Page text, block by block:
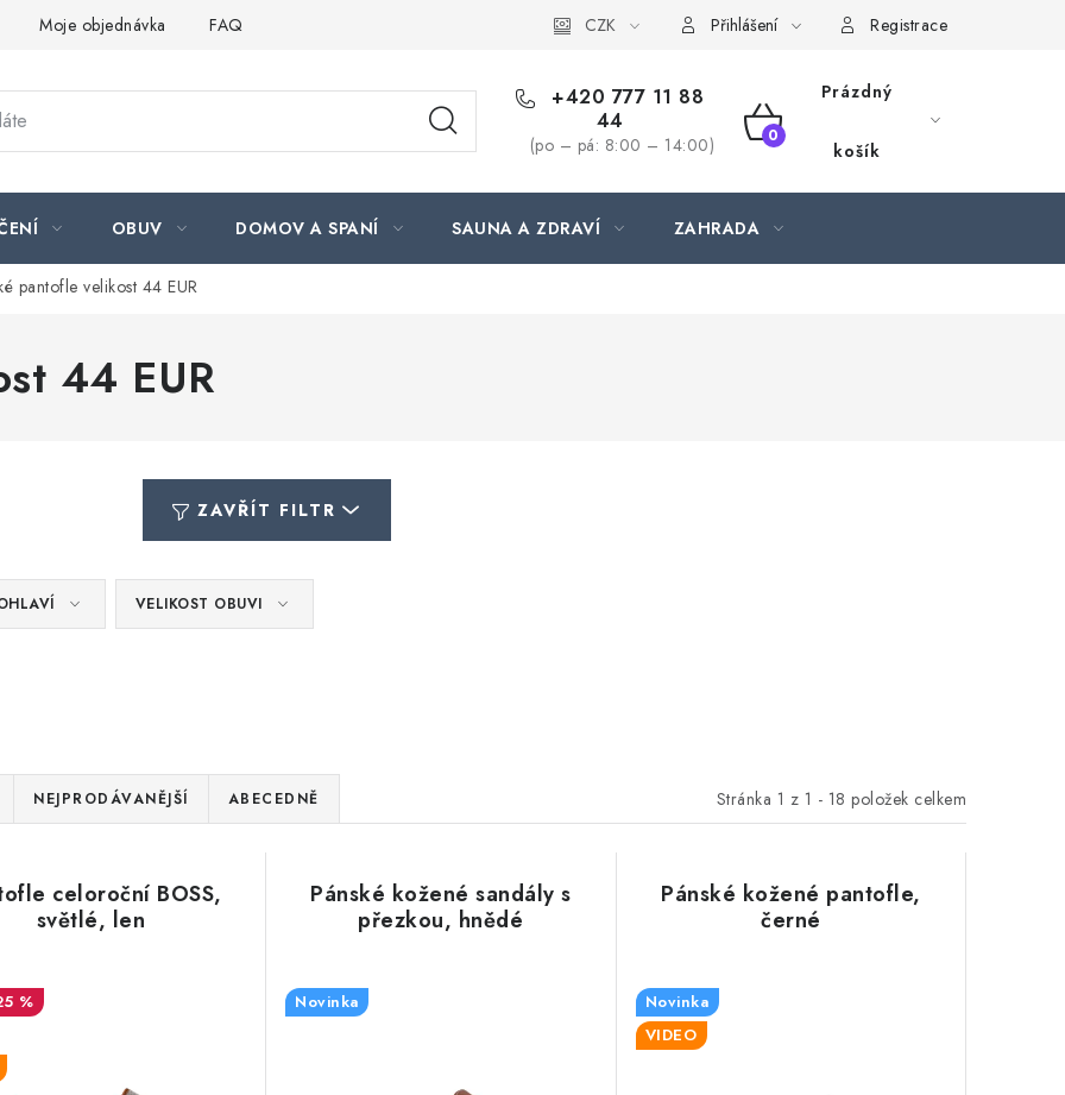
Moje objednávka FAQ CZK Přihlášení Registrace
+420 777 11 88
44
(po – pá: 8:00 – 14:00)
NÁKUPNÍ
Prázdný
košík
OBUV DOMOV A SPANÍ SAUNA A ZDRAVÍ ZAHRADA
pantofle velikost 44 EUR
44 EUR
ZAVŘÍT FILTR
VELIKOST OBUVI
Stránka 1 z 1 - 18 položek celkem
NEJPRODÁVANĚJŠÍ ABECEDNĚ
celoroční BOSS,
světlé, len
%
Pánské kožené sandály s
přezkou, hnědé
Novinka
Pánské kožené pantofle,
černé
Novinka
VIDEO